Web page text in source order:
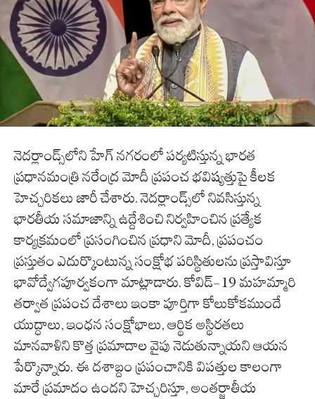
నెదర్లాండ్స్‌లోని హేగ్ నగరంలో పర్యటిస్తున్న భారత
ప్రధానమంత్రి నరేంద్ర మోదీ ప్రపంచ భవిష్యత్తుపై కీలక
హెచ్చరికలు జారీ చేశారు. నెదర్లాండ్స్‌లో నివసిస్తున్న
భారతీయ సమాజాన్ని ఉద్దేశించి నిర్వహించిన ప్రత్యేక
కార్యక్రమంలో ప్రసంగించిన ప్రధాని మోదీ, ప్రపంచం
ప్రస్తుతం ఎదుర్కొంటున్న సంక్షోభ పరిస్థితులను ప్రస్తావిస్తూ
భావోద్వేగపూర్వకంగా మాట్లాడారు. కోవిడ్-19 మహమ్మారి
తర్వాత ప్రపంచ దేశాలు ఇంకా పూర్తిగా కోలుకోకముందే
యుద్ధాలు, ఇంధన సంక్షోభాలు, ఆర్థిక అస్థిరతలు
మానవాళిని కొత్త ప్రమాదాల వైపు నెడుతున్నాయని ఆయన
పేర్కొన్నారు. ఈ దశాబ్దం ప్రపంచానికి విపత్తుల కాలంగా
మారే ప్రమాదం ఉందని హెచ్చరిస్తూ, అంతర్జాతీయ